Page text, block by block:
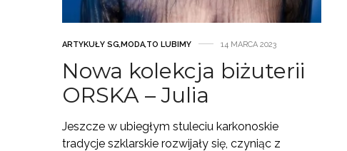
ARTYKUŁY SG,MODA,TO LUBIMY 14 MARCA 2023
Nowa kolekcja biżuterii
ORSKA – Julia
Jeszcze w ubiegłym stuleciu karkonoskie
tradycje szklarskie rozwijały się, czyniąc z